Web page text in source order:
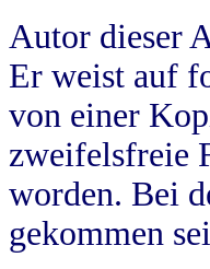
Autor dieser
Er weist auf
von einer
zweifelsfreie
worden. Bei
gekommen